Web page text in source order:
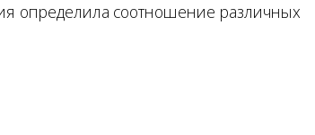
определила соотношение различных